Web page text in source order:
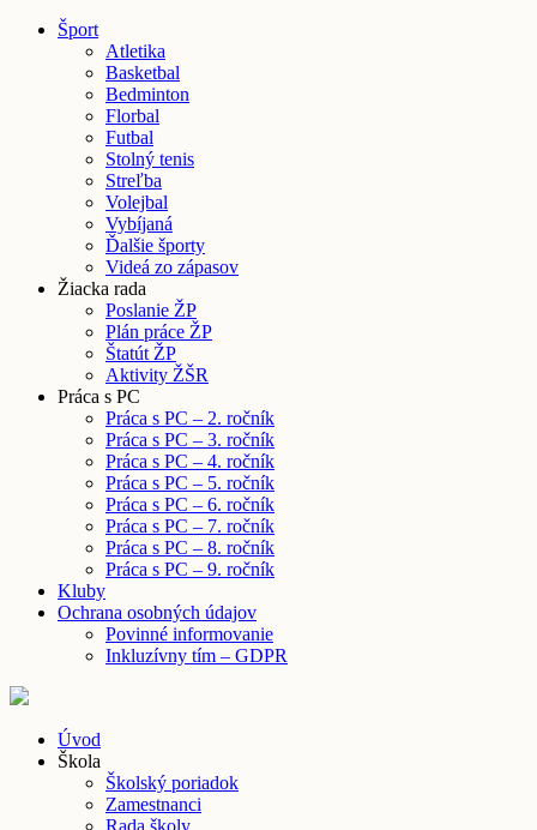
Šport
Atletika
Basketbal
Bedminton
Florbal
Futbal
Stolný tenis
Streľba
Volejbal
Vybíjaná
Ďalšie športy
Videá zo zápasov
Žiacka rada
Poslanie ŽP
Plán práce ŽP
Štatút ŽP
Aktivity ŽŠR
Práca s PC
Práca s PC – 2. ročník
Práca s PC – 3. ročník
Práca s PC – 4. ročník
Práca s PC – 5. ročník
Práca s PC – 6. ročník
Práca s PC – 7. ročník
Práca s PC – 8. ročník
Práca s PC – 9. ročník
Kluby
Ochrana osobných údajov
Povinné informovanie
Inkluzívny tím – GDPR
Úvod
Škola
Školský poriadok
Zamestnanci
Rada školy